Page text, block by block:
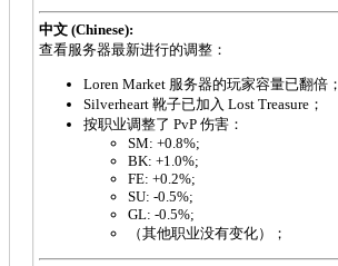
中文 (Chinese):
查看服务器最新进行的调整：
Loren Market 服务器的玩家容量已翻倍；
Silverheart 靴子已加入 Lost Treasure；
按职业调整了 PvP 伤害：
SM: +0.8%;
BK: +1.0%;
FE: +0.2%;
SU: -0.5%;
GL: -0.5%;
（其他职业没有变化）；